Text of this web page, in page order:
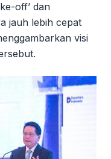
off’ dan
jauh lebih cepat
visi